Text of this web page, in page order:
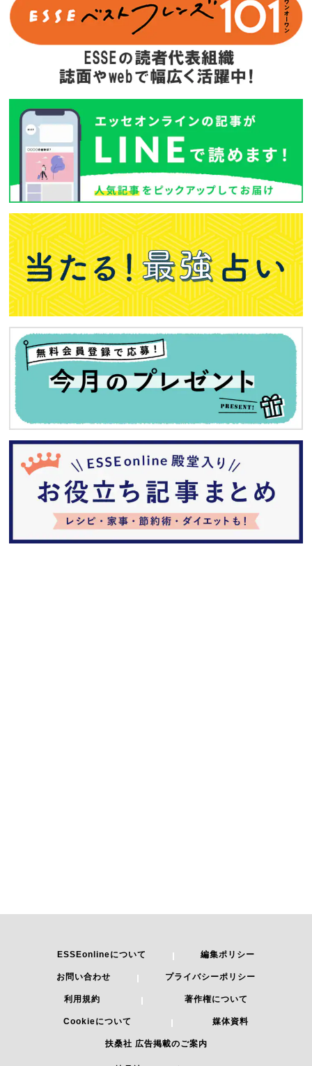
ESSEonlineについて 編集ポリシー
お問い合わせ プライバシーポリシー
利用規約 著作権について
Cookieについて 媒体資料
扶桑社 広告掲載のご案内